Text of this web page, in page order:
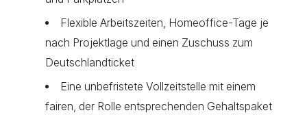
Flexible Arbeitszeiten, Homeoffice-Tage je
nach Projektlage und einen Zuschuss zum
Deutschlandticket
Eine unbefristete Vollzeitstelle mit einem
fairen, der Rolle entsprechenden Gehaltspaket